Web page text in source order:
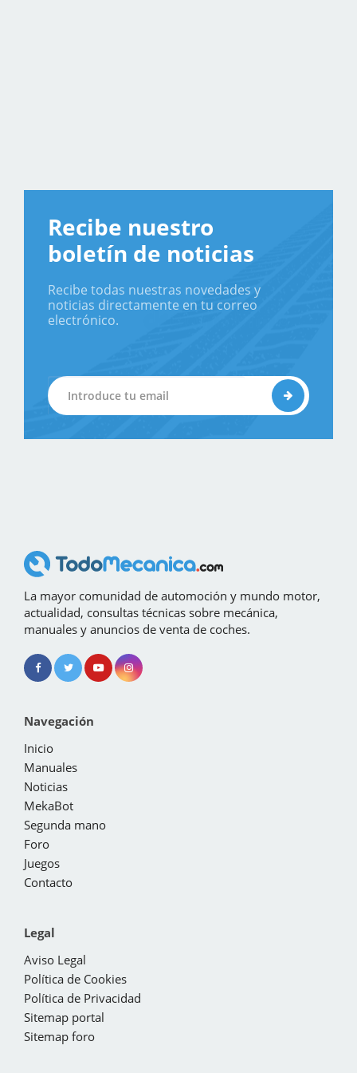
Recibe nuestro
boletín de noticias
Recibe todas nuestras novedades y
noticias directamente en tu correo
electrónico.
La mayor comunidad de automoción y mundo motor,
actualidad, consultas técnicas sobre mecánica,
manuales y anuncios de venta de coches.
Navegación
Inicio
Manuales
Noticias
MekaBot
Segunda mano
Foro
Juegos
Contacto
Legal
Aviso Legal
Política de Cookies
Política de Privacidad
Sitemap portal
Sitemap foro